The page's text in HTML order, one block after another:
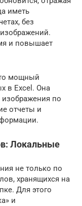
иметь
без
и повышает
мощный
в Excel. Она
изображения по
отчеты и
Локальные
не только по
хранящихся на
Для этого
и